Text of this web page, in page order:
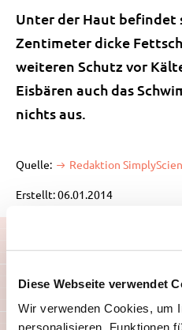
Diese Webseite verwendet
Wir verwenden Cookies, um
personalisieren, Funktionen
Unter der Haut befindet
Zentimeter dicke
weiteren Schutz vor
Eisbären auch das
nichts aus.
Quelle: Redaktion
Erstellt: 06.01.2014